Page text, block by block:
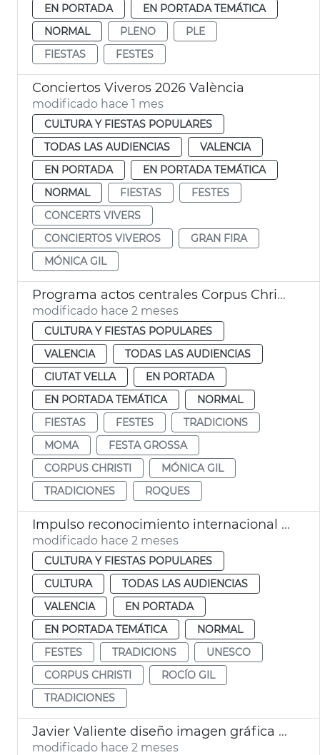
EN PORTADA
EN PORTADA TEMÁTICA
NORMAL
PLENO
PLE
FIESTAS
FESTES
Conciertos Viveros 2026 València
modificado hace 1 mes
CULTURA Y FIESTAS POPULARES
TODAS LAS AUDIENCIAS
VALENCIA
EN PORTADA
EN PORTADA TEMÁTICA
NORMAL
FIESTAS
FESTES
CONCERTS VIVERS
CONCIERTOS VIVEROS
GRAN FIRA
MÓNICA GIL
Programa actos centrales Corpus Christi València
modificado hace 2 meses
CULTURA Y FIESTAS POPULARES
VALENCIA
TODAS LAS AUDIENCIAS
CIUTAT VELLA
EN PORTADA
EN PORTADA TEMÁTICA
NORMAL
FIESTAS
FESTES
TRADICIONS
MOMA
FESTA GROSSA
CORPUS CHRISTI
MÓNICA GIL
TRADICIONES
ROQUES
Impulso reconocimiento internacional Corpus Christi València
modificado hace 2 meses
CULTURA Y FIESTAS POPULARES
CULTURA
TODAS LAS AUDIENCIAS
VALENCIA
EN PORTADA
EN PORTADA TEMÁTICA
NORMAL
FESTES
TRADICIONS
UNESCO
CORPUS CHRISTI
ROCÍO GIL
TRADICIONES
Javier Valiente diseño imagen gráfica Gran Fira València
modificado hace 2 meses